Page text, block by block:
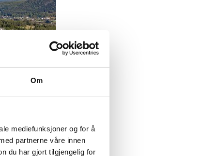
Om
mediefunksjoner og for å
partnerne våre innen
du har gjort tilgjengelig for